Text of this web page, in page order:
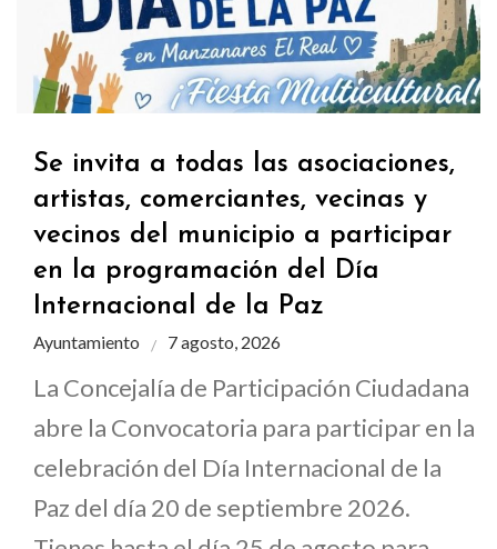
Se invita a todas las asociaciones,
artistas, comerciantes, vecinas y
vecinos del municipio a participar
en la programación del Día
Internacional de la Paz
Ayuntamiento 7 agosto, 2026
La Concejalía de Participación Ciudadana
abre la Convocatoria para participar en la
celebración del Día Internacional de la
Paz del día 20 de septiembre 2026.